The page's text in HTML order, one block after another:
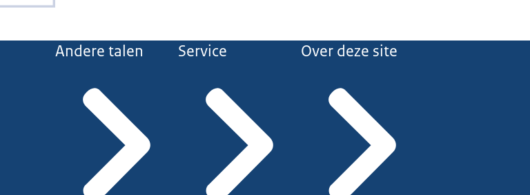
Andere talen Service Over deze site